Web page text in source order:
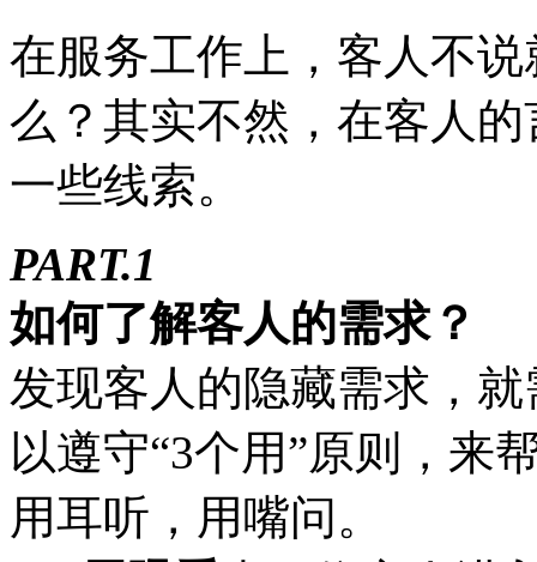
在服务工作上，客人不
么？其实不然，在客人
一些线索。
PART.1
如何了解客人的需求？
发现客人的隐藏需求，
以遵守“3个用”原则，来
用耳听，用嘴问。